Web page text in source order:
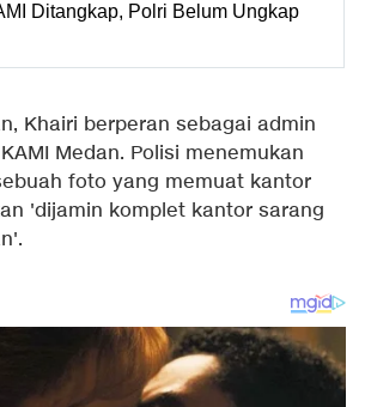
Ditangkap, Polri Belum Ungkap
Khairi berperan sebagai admin
Medan. Polisi menemukan
foto yang memuat kantor
'dijamin komplet kantor sarang